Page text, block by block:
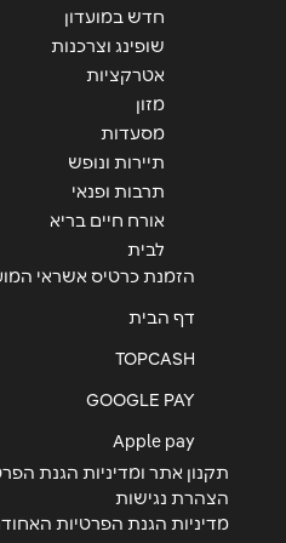
חדש במועדון
שופינג וצרכנות
אטרקציות
מזון
מסעדות
תיירות ונופש
תרבות ופנאי
אורח חיים בריא
לבית
הזמנת כרטיס אשראי
דף הבית
TOPCASH
GOOGLE PAY
Apple pay
תקנון אתר ומדיניות הגנת
הצהרת נגישות
מדיניות הגנת הפרטיות